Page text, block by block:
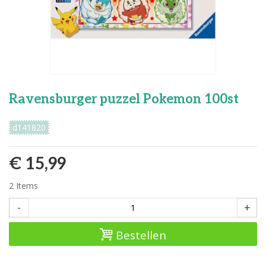
Ravensburger puzzel Pokemon 100st
d141820
€ 15,99
2 Items
- +
Bestellen